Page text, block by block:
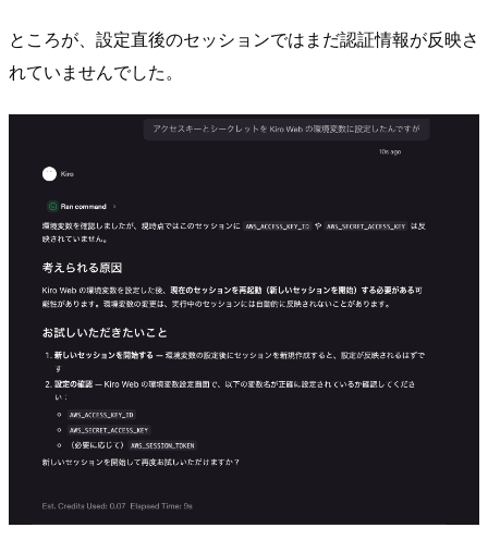
ところが、設定直後のセッションではまだ認証情報が反映さ
れていませんでした。